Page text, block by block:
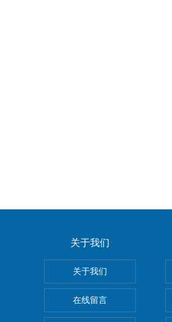
关于我们
关于我们
在线留言